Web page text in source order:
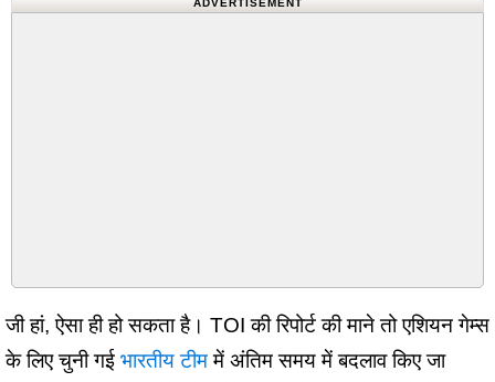
जी हां, ऐसा ही हो सकता है। TOI की रिपोर्ट की माने तो एशियन गेम्स
के लिए चुनी गई भारतीय टीममें अंतिम समय में बदलाव किए जा